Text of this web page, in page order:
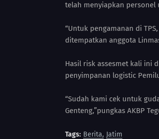
telah menyiapkan personel
“Untuk pengamanan di
ditempatkan anggota
Hasil risk assesmet kali ini
penyimpanan logistic
“Sudah kami cek untuk
Genteng,”pungkas AKBP
Tags: Berita Jatim